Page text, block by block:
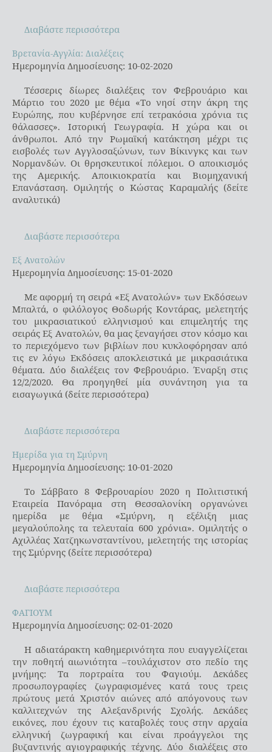
Διαβάστε περισσότερα
Βρετανία-Αγγλία: Διαλέξεις
Βρετανία-Αγγλία: Διαλέξεις
Ημερομηνία Δημοσίευσης: 10-02-2020
Τέσσερις δίωρες διαλέξεις τον Φεβρουάριο και
Μάρτιο του 2020 με θέμα «Το νησί στην άκρη της
Ευρώπης, που κυβέρνησε επί τετρακόσια χρόνια τις
θάλασσες». Ιστορική Γεωγραφία. Η χώρα και οι
άνθρωποι. Από την Ρωμαϊκή κατάκτηση μέχρι τις
εισβολές των Αγγλοσαξώνων, των Βίκινγκς και των
Νορμανδών. Οι θρησκευτικοί πόλεμοι. Ο αποικισμός
της Αμερικής. Αποικιοκρατία και Βιομηχανική
Επανάσταση. Ομιλητής ο Κώστας Καραμαλής (δείτε
αναλυτικά)
Διαβάστε περισσότερα
Εξ Ανατολών
Εξ Ανατολών
Ημερομηνία Δημοσίευσης: 15-01-2020
Με αφορμή τη σειρά «Εξ Ανατολών» των Εκδόσεων
Μπαλτά, ο φιλόλογος Θοδωρής Κοντάρας, μελετητής
του μικρασιατικού ελληνισμού και επιμελητής της
σειράς Εξ Ανατολών, θα μας ξεναγήσει στον κόσμο και
το περιεχόμενο των βιβλίων που κυκλοφόρησαν από
τις εν λόγω Εκδόσεις αποκλειστικά με μικρασιάτικα
θέματα. Δύο διαλέξεις τον Φεβρουάριο. Έναρξη στις
12/2/2020. Θα προηγηθεί μία συνάντηση για τα
εισαγωγικά (δείτε περισσότερα)
Διαβάστε περισσότερα
Ημερίδα για τη Σμύρνη
Ημερίδα για τη Σμύρνη
Ημερομηνία Δημοσίευσης: 10-01-2020
Το Σάββατο 8 Φεβρουαρίου 2020 η Πολιτιστική
Εταιρεία Πανόραμα στη Θεσσαλονίκη οργανώνει
ημερίδα με θέμα «Σμύρνη, η εξέλιξη μιας
μεγαλούπολης τα τελευταία 600 χρόνια». Ομιλητής ο
Αχιλλέας Χατζηκωνσταντίνου, μελετητής της ιστορίας
της Σμύρνης (δείτε περισσότερα)
Διαβάστε περισσότερα
ΦΑΓΙΟΥΜ
ΦΑΓΙΟΥΜ
Ημερομηνία Δημοσίευσης: 02-01-2020
Η αδιατάρακτη καθημερινότητα που ευαγγελίζεται
την ποθητή αιωνιότητα –τουλάχιστον στο πεδίο της
μνήμης: Τα πορτραίτα του Φαγιούμ. Δεκάδες
προσωπογραφίες ζωγραφισμένες κατά τους τρεις
πρώτους μετά Χριστόν αιώνες από απόγονους των
καλλιτεχνών της Αλεξανδρινής Σχολής. Δεκάδες
εικόνες, που έχουν τις καταβολές τους στην αρχαία
ελληνική ζωγραφική και είναι προάγγελοι της
βυζαντινής αγιογραφικής τέχνης. Δύο διαλέξεις στο